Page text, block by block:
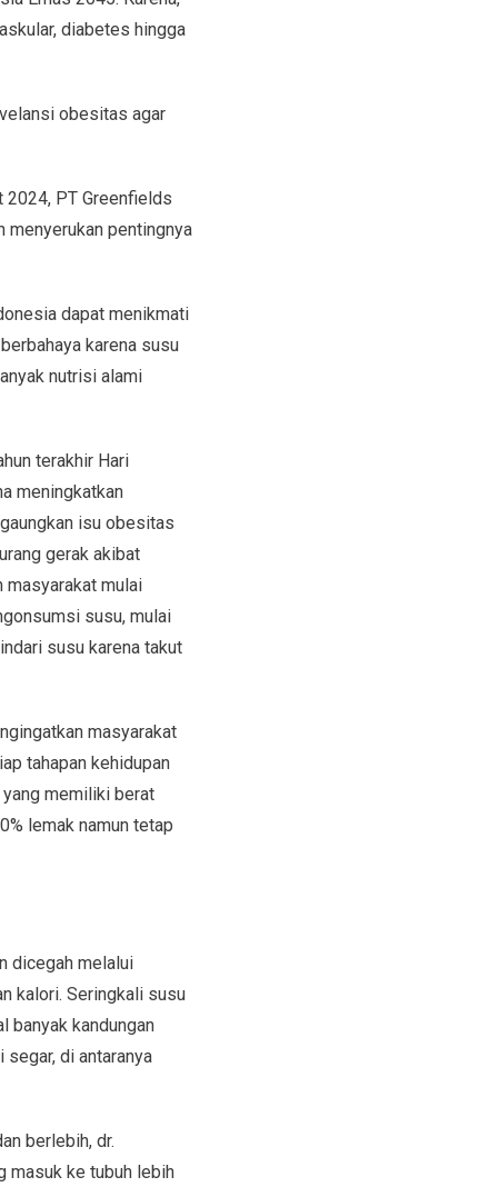
diabetes hingga
obesitas agar
2024, PT Greenfields
menyerukan pentingnya
dapat menikmati
karena susu
nutrisi alami
terakhir Hari
meningkatkan
isu obesitas
gerak akibat
masyarakat mulai
susu, mulai
susu karena takut
masyarakat
tahapan kehidupan
memiliki berat
lemak namun tetap
dicegah melalui
kalori. Seringkali susu
banyak kandungan
di antaranya
berlebih, dr.
masuk ke tubuh lebih